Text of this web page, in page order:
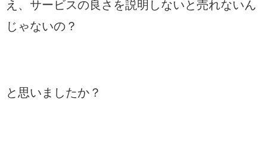
え、サービスの良さを説明しないと売れないん
じゃないの？
と思いましたか？